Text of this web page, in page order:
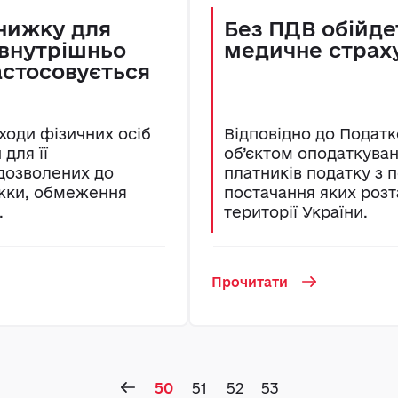
для
фізичних осіб
її
до
обмеження
Без ПДВ
медичне
Відповідно до
об’єктом
платників податку з
постачання яких
території України.
Прочитати
50 51 52 53